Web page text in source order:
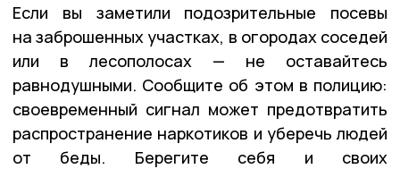
Если вы заметили подозрительные посевы
на заброшенных участках, в огородах соседей
или в лесополосах — не оставайтесь
равнодушными. Сообщите об этом в полицию:
своевременный сигнал может предотвратить
распространение наркотиков и уберечь людей
от беды. Берегите себя и своих